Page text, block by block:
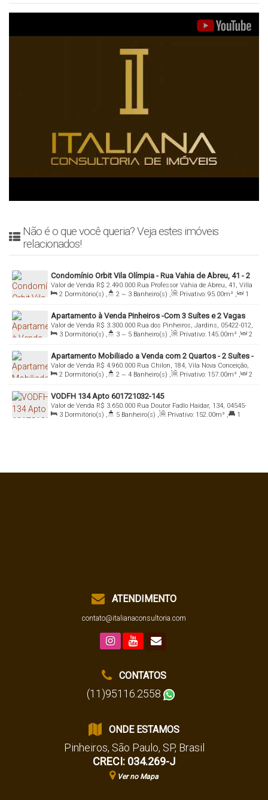
Não é o que você queria? Veja estes imóveis
relacionados!
Condomínio Orbit Vila Olímpia - Rua Vahia de Abreu, 41 - 2
Suítes e 2 Vagas
R$ 2.490.000
Valor de Venda
Rua Professor Vahia de Abreu, 41, Villa
Olímpia, 04549-000, Vila Olímpia, São Paulo, São Paulo, Brasil
2 Dormitório(s) , 2 ~ 3 Banheiro(s) , Privativo: 95.00m² ,
1
Sala(s) , 2 Suíte(s) , Total: 95.00m² , 2 Vaga(s) ,
Útil:
95.00m²
Apartamento à Venda Pinheiros -Com 3 Suítes e 2 Vagas
R$ 3.300.000
Valor de Venda
Rua dos Pinheiros, Jardins, 05422-012,
Pinheiros, São Paulo, São Paulo, Brasil
3 Dormitório(s) , 3 ~ 5 Banheiro(s) , Privativo: 145.00m² ,
2
Sala(s) , 3 Suíte(s) , Total: 145.00m² , 2 Vaga(s) ,
Útil:
145.00m²
Apartamento Mobiliado a Venda com 2 Quartos - 2 Suítes -
VN Millenium Faria Lima
R$ 4.960.000
Valor de Venda
Rua Chilon, 184, Vila Nova Conceição,
04552-030, Vila Olímpia, São Paulo, São Paulo, Brasil
2 Dormitório(s) , 2 ~ 4 Banheiro(s) , Privativo: 157.00m² ,
2
Sala(s) , 2 Suíte(s) , Total: 157.00m² , 2 Vaga(s) ,
Útil:
157.00m²
VODFH 134 Apto 601721032-145
R$ 3.650.000
Valor de Venda
Rua Doutor Fadlo Haidar, 134, 04545-
050, Vila Olímpia, São Paulo, São Paulo, Brasil
3 Dormitório(s) , 5 Banheiro(s) , Privativo: 152.00m² ,
1
ATENDIMENTO
contato@italianaconsultoria.com
CONTATOS
(11)95116.2558
ONDE ESTAMOS
Pinheiros, São Paulo, SP, Brasil
CRECI: 034.269-J
Ver no Mapa